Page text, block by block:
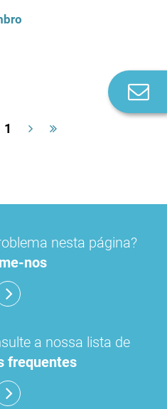
1
nesta página?
nos
a nossa lista de
frequentes